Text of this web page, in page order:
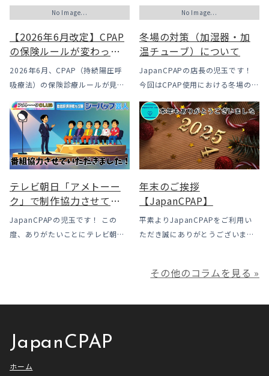
No Image...
【2026年6月改定】CPAP
の保険ルールが変わった
｜CPAPが使えなくなるか
も？変更のメリット・デ
う選択肢
2026年6月、CPAP（持続陽圧呼
吸療法）の保険診療ルールが見直
ルは下がった一方で、「続ける」
ための条件はこれまでより厳しく
なっています。この記事では、何
がどう変わったのかを患者様の立
場で […]
No Image...
冬場の対策（加湿器・加
温チューブ）について
JapanCPAPの店長の児玉です！
今回はCPAP使用における冬場のよ
露」についてのお話をさせて頂き
ます。 我々の拠点の北陸はCPAP
使用時に「乾燥・寒さ・結露」が
起こりやすい地域です、その […]
テレビ朝日「アメトーー
ク」で制作協力させてい
ただきました
JapanCPAPの児玉です！ この
度、ありがたいことにテレビ朝日
ク様は長い歴史があり、私も大
年末のご挨拶
【JapanCPAP】
平素よりJapanCPAPをご利用い
ただき誠にありがとうございま
利用いただき本当にありがとうご
満足いただけるサービスを提供さ
その他のコラムを見る »
JapanCPAP
ホーム